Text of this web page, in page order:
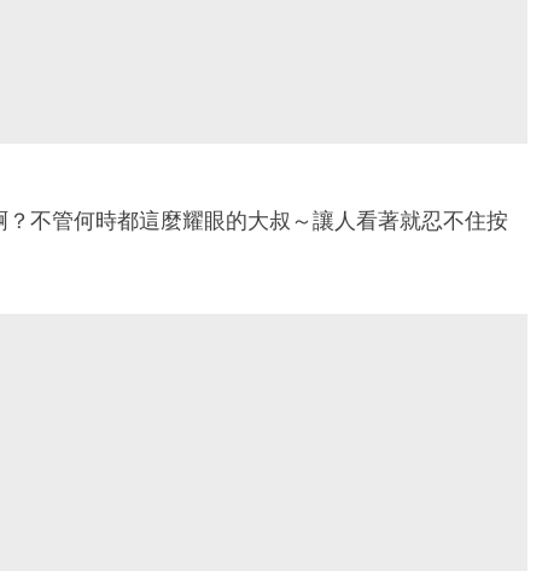
不管何時都這麼耀眼的大叔～讓人看著就忍不住按